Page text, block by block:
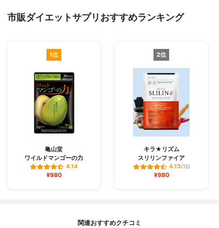
市販ダイエットサプリおすすめランキング
1位
亀山堂
ワイルドマンゴーの力
4.14
¥980
2位
キラ★リズム
スリリンファイア
4.13(12)
¥980
関連おすすめクチコミ